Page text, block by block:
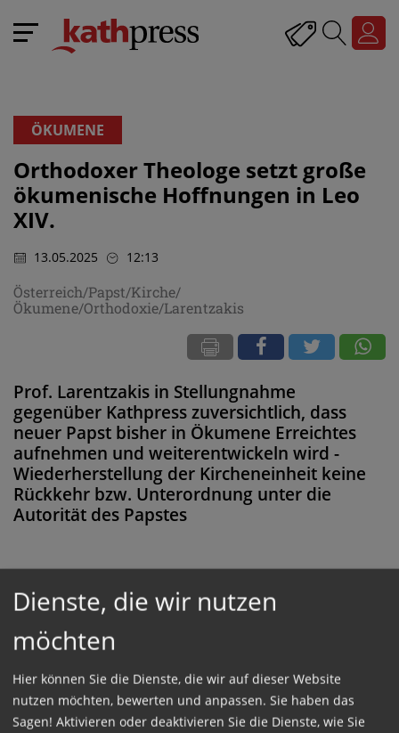
ÖKUMENE
Orthodoxer Theologe setzt große
ökumenische Hoffnungen in Leo
XIV.
13.05.2025 12:13
Österreich/Papst/Kirche/
Ökumene/Orthodoxie/Larentzakis
Prof. Larentzakis in Stellungnahme
gegenüber Kathpress zuversichtlich, dass
neuer Papst bisher in Ökumene Erreichtes
aufnehmen und weiterentwickeln wird -
Wiederherstellung der Kircheneinheit keine
Rückkehr bzw. Unterordnung unter die
Autorität des Papstes
Diese Meldung ist nicht frei verfügbar. Bitte
loggen Sie sich ein, oder bestellen Sie das
GESCHÜTZTER BEREICH
Dienste, die wir nutzen
möchten
Hier können Sie die Dienste, die wir auf dieser Website
nutzen möchten, bewerten und anpassen. Sie haben das
Sagen! Aktivieren oder deaktivieren Sie die Dienste, wie Sie